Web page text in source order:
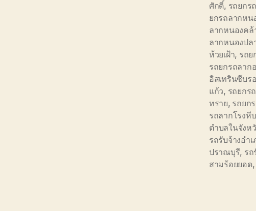
ศักดิ์, รถยกร
ยกรถลากหน
ลากหนองคล้
ลากหนองปล
ห้วยเฝ้า, รถย
รถยกรถลาก
อิสเทรินซีบร
แก้ว, รถยกร
ทราย, รถยก
รถลากโรงหีบ
ตำบลในจังห
รถรับจ้างอำ
ปราณบุรี, รถ
สามร้อยยอด,